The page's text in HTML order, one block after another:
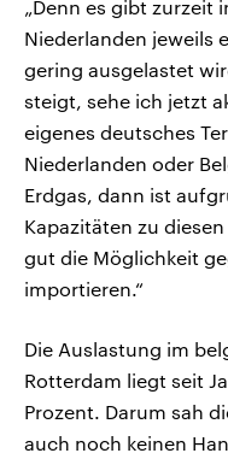
„Denn es gibt zurzeit
Niederlanden jeweils
gering ausgelastet
steigt, sehe ich jetzt
eigenes deutsches
Niederlanden oder
Erdgas, dann ist
Kapazitäten zu
gut die Möglichkeit
importieren.“
Die Auslastung im
Rotterdam liegt seit
Prozent. Darum sah
auch noch keinen